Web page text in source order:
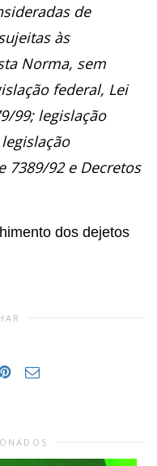
de
às
Norma, sem
federal, Lei
99; legislação
7389/92 e Decretos
dos dejetos